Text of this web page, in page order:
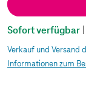
Sofort verfügbar
Verkauf und Versand
Informationen zum